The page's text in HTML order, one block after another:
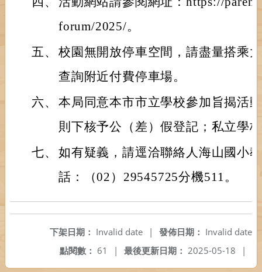
forum/2025/。
五、 校園無開放停車空間，請盡量搭乘
查詢附近付費停車場。
六、 本局同意本市市立學校參加旨揭活
則下核予公（差）假登記；私立學
七、 如有疑義，請逕洽聯絡人海山國小
話：（02）29545725分機511。
發佈日期： Invalid date
下架日期： Invalid date
|
最後更新日期： 2025-05-18 |
點閱數： 61 |